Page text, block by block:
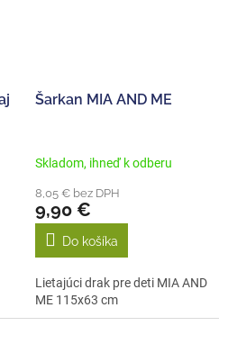
Šarkan MIA AND ME
Skladom, ihneď k odberu
8,05 € bez DPH
9,90 €
Do košíka
Lietajúci drak pre deti MIA AND
ME 115x63 cm